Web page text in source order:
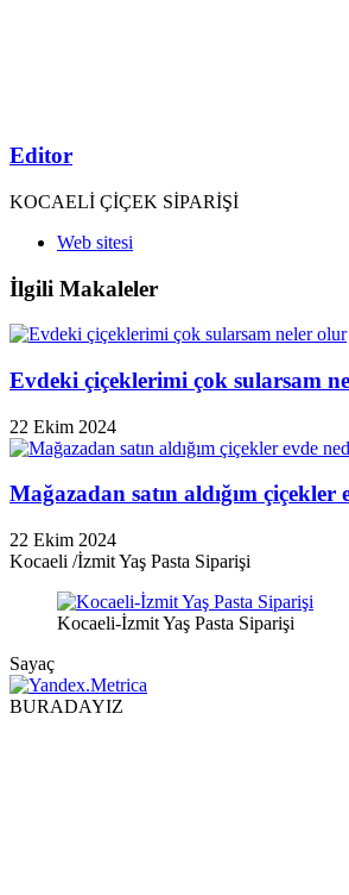
Editor
KOCAELİ ÇİÇEK SİPARİŞİ
Web sitesi
İlgili Makaleler
Evdeki çiçeklerimi çok sularsam
22 Ekim 2024
Mağazadan satın aldığım çiçekler
22 Ekim 2024
Kocaeli /İzmit Yaş Pasta Siparişi
Kocaeli-İzmit Yaş Pasta Siparişi
Sayaç
BURADAYIZ